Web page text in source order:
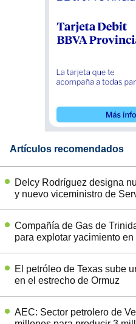
Artículos recomendados
Delcy Rodríguez designa
y nuevo viceministro de
Compañía de Gas de
para explotar yacimiento en
El petróleo de Texas sube
en el estrecho de Ormuz
AEC: Sector petrolero de